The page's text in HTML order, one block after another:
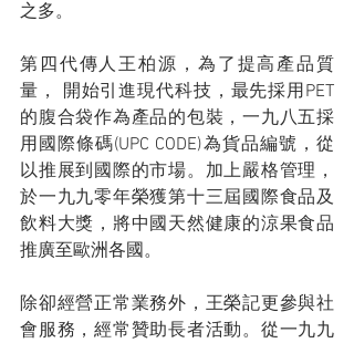
之多。
第四代傳人王柏源，為了提高產品質
量， 開始引進現代科技，最先採用PET
的腹合袋作為產品的包裝，一九八五採
用國際條碼(UPC CODE)為貨品編號，從
以推展到國際的市場。加上嚴格管理，
於一九九零年榮獲第十三屆國際食品及
飲料大獎，將中國天然健康的涼果食品
推廣至歐洲各國。
除卻經營正常業務外，王榮記更參與社
會服務，經常贊助長者活動。從一九九